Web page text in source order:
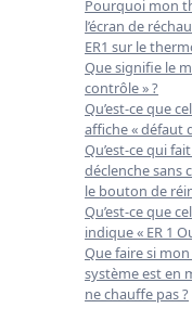
Pourquoi mon
l’écran de
ER1 sur le
Que signifie le
contrôle » ?
Qu’est-ce que
affiche « défaut
Qu’est-ce qui
déclenche sans
le bouton de
Qu’est-ce que
indique « ER 1
Que faire si
système est en
ne chauffe pas ?